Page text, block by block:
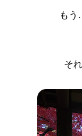
も
そ